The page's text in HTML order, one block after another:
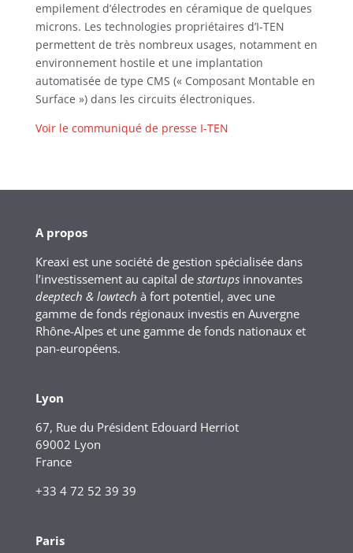
empilement d’électrodes en céramique de quelques
microns. Les technologies propriétaires d’I-TEN
permettent de très nombreux usages, notamment en
environnement hostile et une implantation
automatisée de type CMS (« Composant Montable en
Surface ») dans les circuits électroniques.
Voir le communiqué de presse I-TEN
A propos
Kreaxi est une société de gestion spécialisée dans
l’investissement au capital de startupsinnovantes
deeptech & lowtech à fort potentiel, avec une
gamme de fonds régionaux investis en Auvergne
Rhône-Alpes et une gamme de fonds nationaux et
pan-européens.
Lyon
67, Rue du Président Edouard Herriot
69002 Lyon
France
+33 4 72 52 39 39
Paris